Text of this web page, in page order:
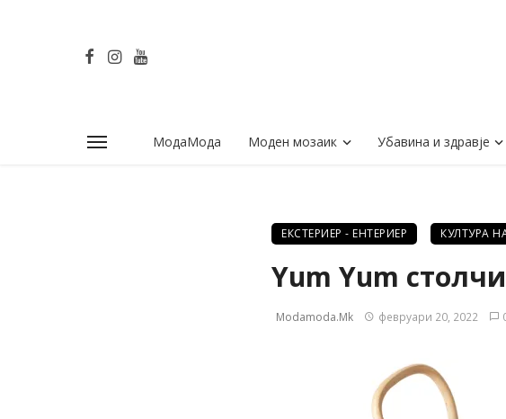
МодаМода Моден мозаик Убавина и здравје
ЕКСТЕРИЕР - ЕНТЕРИЕР КУЛТУРА
Yum Yum
Modamoda.mk февруари 20, 2022